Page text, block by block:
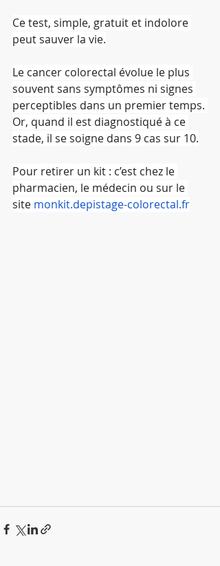
Ce test, simple, gratuit et indolore
peut sauver la vie.
Le cancer colorectal évolue le plus
souvent sans symptômes ni signes
perceptibles dans un premier temps.
Or, quand il est diagnostiqué à ce
stade, il se soigne dans 9 cas sur 10.
Pour retirer un kit : c’est chez le
pharmacien, le médecin ou sur le
site monkit.depistage-colorectal.fr